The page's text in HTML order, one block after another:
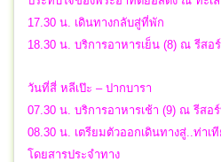
17.30 น. เดินทางกลับสู่ที่พัก
18.30 น. บริการอาหารเย็น (8) ณ รีสอ
วันที่สี่ หลีเป๊ะ – ปากบารา
07.30 น. บริการอาหารเช้า (9) ณ รีสอ
08.30 น. เตรียมตัวออกเดินทางสู่..ท่าเที
โดยสารประจำทาง